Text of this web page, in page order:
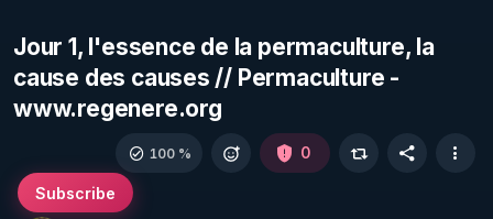
Jour 1, l'essence de la permaculture, la
cause des causes // Permaculture -
www.regenere.org
Subscribe
100 % 0